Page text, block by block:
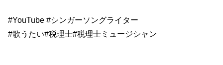
#YouTube #シンガーソングライター
#歌うたい#税理士#税理士ミュージシャン